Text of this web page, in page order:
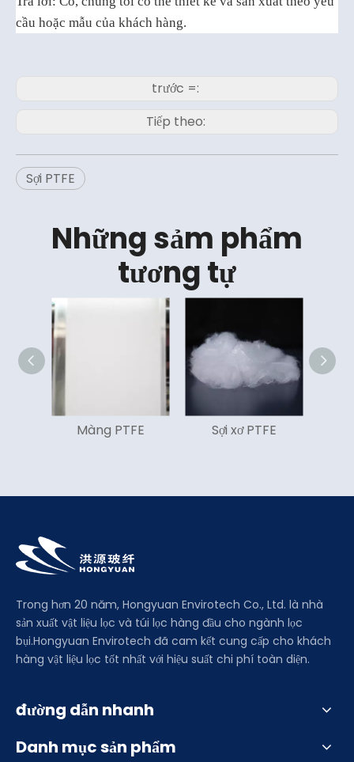
cầu hoặc mẫu của khách hàng.
trước =:
Tiếp theo:
Sợi PTFE
Những sảm phẩm
tương tự
Màng PTFE Sợi xơ PTFE
Trong hơn 20 năm, Hongyuan Envirotech Co., Ltd. là nhà
sản xuất vật liệu lọc và túi lọc hàng đầu cho ngành lọc
bụi.Hongyuan Envirotech đã cam kết cung cấp cho khách
hàng vật liệu lọc tốt nhất với hiệu suất chi phí toàn diện.
đường dẫn nhanh
Danh mục sản phẩm